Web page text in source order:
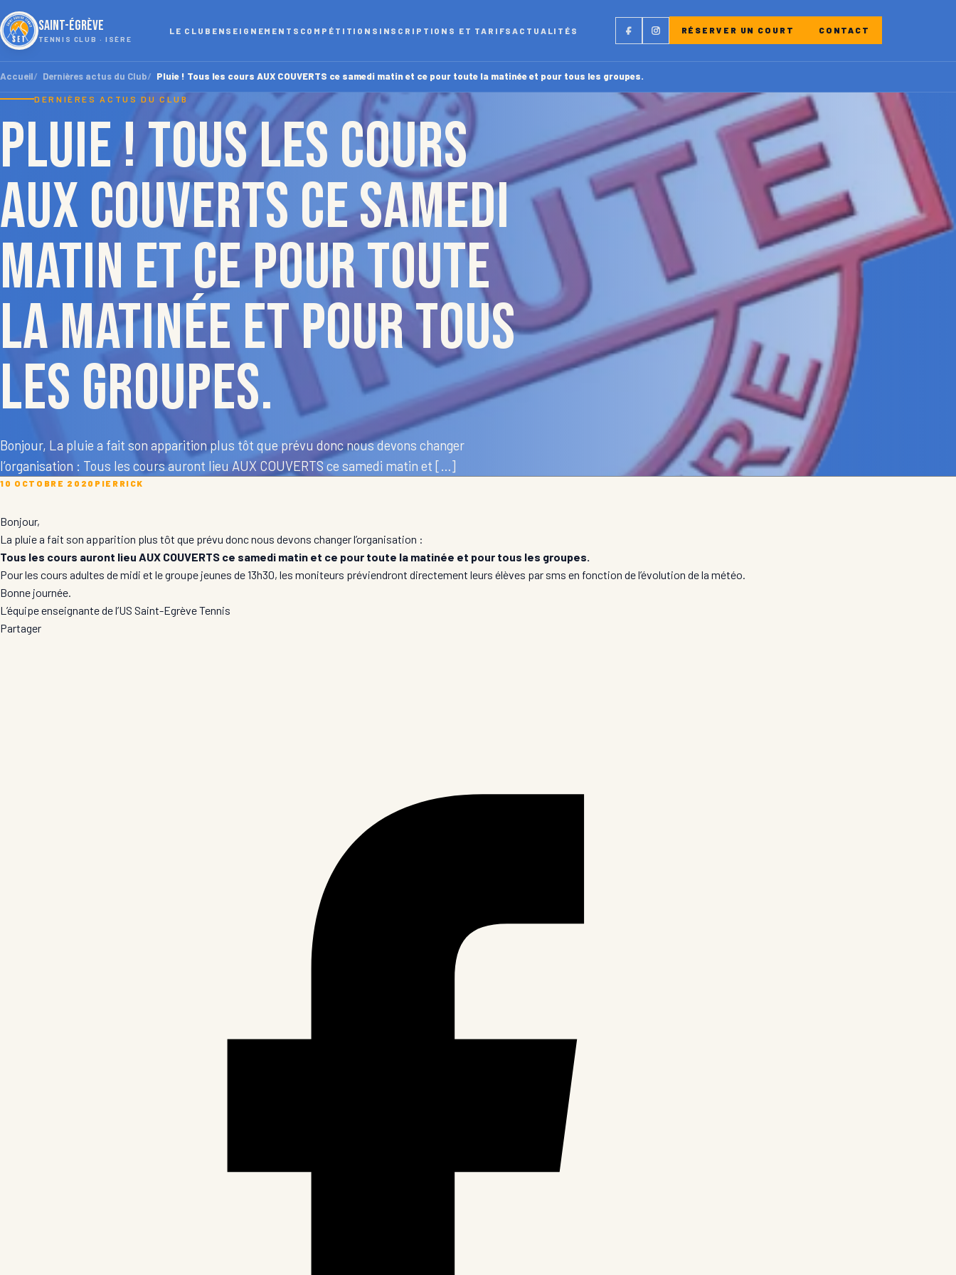
SAINT-ÉGRÈVE
TENNIS CLUB · ISÈRE
LE CLUB ENSEIGNEMENTS COMPÉTITIONS INSCRIPTIONS ET TARIFS ACTUALITÉS FacebookInstagramRÉSERVER UN COURT CONTACT
Accueil Dernières actus du Club Pluie ! Tous les cours AUX COUVERTS ce samedi matin et ce pour toute la matinée et pour tous les groupes.
DERNIÈRES ACTUS DU CLUB
Pluie ! Tous les cours
AUX COUVERTS ce samedi
matin et ce pour toute
la matinée et pour tous
les groupes.
Bonjour, La pluie a fait son apparition plus tôt que prévu donc nous devons changer
l’organisation : Tous les cours auront lieu AUX COUVERTS ce samedi matin et […]
10 OCTOBRE 2020 PIERRICK
Bonjour,
La pluie a fait son apparition plus tôt que prévu donc nous devons changer l’organisation :
Tous les cours auront lieu AUX COUVERTS ce samedi matin et ce pour toute la matinée et pour tous les groupes.
Pour les cours adultes de midi et le groupe jeunes de 13h30, les moniteurs préviendront directement leurs élèves par sms en fonction de l’évolution de la météo.
Bonne journée.
L’équipe enseignante de l’US Saint-Egrève Tennis
Partager